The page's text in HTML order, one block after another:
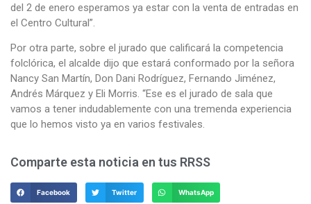
del 2 de enero esperamos ya estar con la venta de entradas en
el Centro Cultural”.
Por otra parte, sobre el jurado que calificará la competencia
folclórica, el alcalde dijo que estará conformado por la señora
Nancy San Martín, Don Dani Rodríguez, Fernando Jiménez,
Andrés Márquez y Eli Morris. “Ese es el jurado de sala que
vamos a tener indudablemente con una tremenda experiencia
que lo hemos visto ya en varios festivales.
Comparte esta noticia en tus RRSS
Facebook Twitter WhatsApp